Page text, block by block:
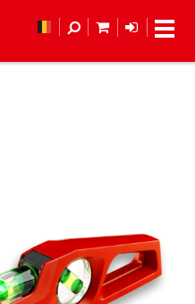
MIJN LOGIN